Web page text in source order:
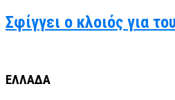
Σφίγγει ο κλοιός για
ΕΛΛΑΔΑ